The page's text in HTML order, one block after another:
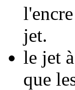
jet.
le jet
que